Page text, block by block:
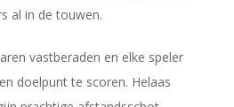
al in de touwen.
vastberaden en elke speler
doelpunt te scoren. Helaas